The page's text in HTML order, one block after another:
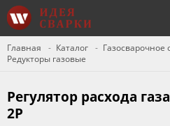
Главная Каталог
Газосварочное
Редукторы газовые
Регулятор расхода
2P